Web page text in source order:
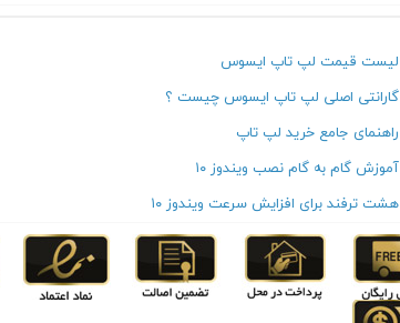
لیست قیمت لپ تاپ ایسوس
گارانتی اصلی لپ تاپ ایسوس چیست ؟
راهنمای جامع خرید لپ تاپ
آموزش گام به گام نصب ویندوز ۱۰
هشت ترفند برای افزایش سرعت ویندوز ۱۰